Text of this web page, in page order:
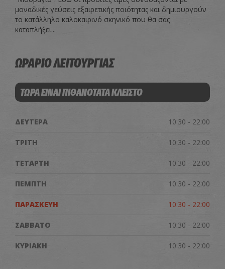
μοναδικές γεύσεις εξαιρετικής ποιότητας και δημιουργούν
το κατάλληλο καλοκαιρινό σκηνικό που θα σας
καταπλήξει...
ΩΡΑΡΙΟ ΛΕΙΤΟΥΡΓΙΑΣ
ΤΩΡΑ ΕΙΝΑΙ ΠΙΘΑΝΟΤΑΤΑ ΚΛΕΙΣΤΟ
ΔΕΥΤΕΡΑ 10:30 - 22:00
ΤΡΙΤΗ 10:30 - 22:00
ΤΕΤΑΡΤΗ 10:30 - 22:00
ΠΕΜΠΤΗ 10:30 - 22:00
ΠΑΡΑΣΚΕΥΗ 10:30 - 22:00
ΣΑΒΒΑΤΟ 10:30 - 22:00
ΚΥΡΙΑΚΗ 10:30 - 22:00